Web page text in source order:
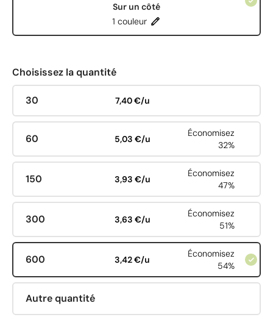
Sur un côté
1 couleur
Choisissez la quantité
30 7,40 €/u
60 5,03 €/u
Économisez
32%
150 3,93 €/u
Économisez
47%
300 3,63 €/u
Économisez
51%
600 3,42 €/u
Économisez
54%
Autre quantité